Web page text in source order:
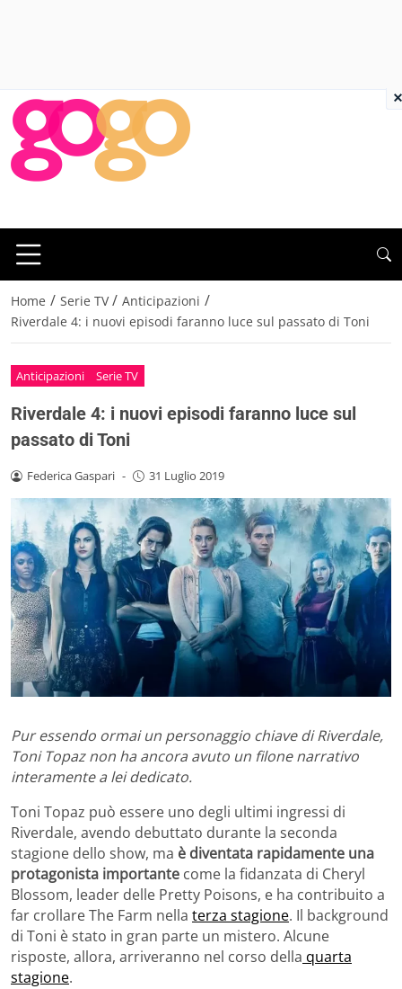
Home / Serie TV / Anticipazioni /
Riverdale 4: i nuovi episodi faranno luce sul passato di Toni
Anticipazioni Serie TV
Riverdale 4: i nuovi episodi faranno luce sul
passato di Toni
Federica Gaspari - 31 Luglio 2019
Pur essendo ormai un personaggio chiave di Riverdale,
Toni Topaz non ha ancora avuto un filone narrativo
interamente a lei dedicato.
Toni Topaz può essere uno degli ultimi ingressi di
Riverdale, avendo debuttato durante la seconda
stagione dello show, ma è diventata rapidamente una
protagonista importante come la fidanzata di Cheryl
Blossom, leader delle Pretty Poisons, e ha contribuito a
far crollare The Farm nella terza stagione. Il background
di Toni è stato in gran parte un mistero. Alcune
risposte, allora, arriveranno nel corso della quarta
stagione.
×